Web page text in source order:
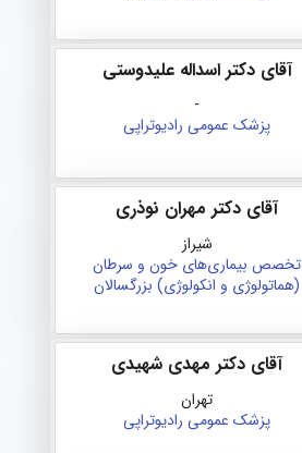
آقای دکتر اسداله علیدوستی
-
پزشک عمومی رادیوتراپی
آقای دکتر مهران نوذری
شیراز
تخصص بیماری‌های خون و سرطان
(هماتولوژی و انکولوژی) بزرگسالان
آقای دکتر مهدی شهیدی
تهران
پزشک عمومی رادیوتراپی